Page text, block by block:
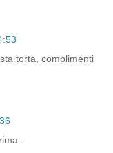
torta, complimenti
.